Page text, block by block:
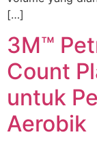
[…]
3M™
Count
untuk
Aerobik